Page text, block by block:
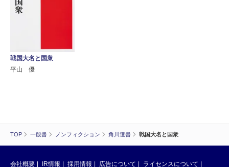
TOP 一般書 ノンフィクション 角川選書 戦国大名と国衆
戦国大名と国衆
平山 優
会社概要 IR情報 採用情報 広告について ライセンスについて